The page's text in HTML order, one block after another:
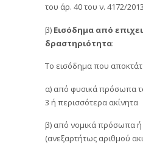
του άρ. 40 του ν. 4172/
β) Εισόδημα από
δραστηριότητα:
Το εισόδημα που
α) από φυσικά πρόσωπα
3 ή περισσότερα ακίνητα
β) από νομικά πρόσωπα ή
(ανεξαρτήτως αριθμού